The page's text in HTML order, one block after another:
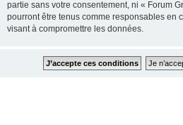
partie sans votre consentement, ni « Forum
pourront être tenus comme responsables en
visant à compromettre les données.